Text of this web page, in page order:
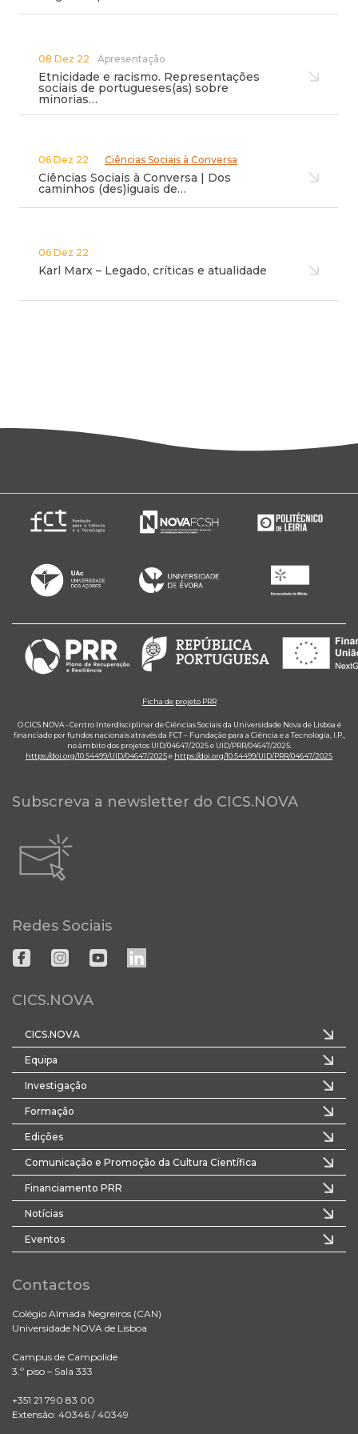
08 Dez 22 Apresentação
Etnicidade e racismo. Representações
sociais de portugueses(as) sobre
minorias…
06 Dez 22 Ciências Sociais à Conversa
Ciências Sociais à Conversa | Dos
caminhos (des)iguais de…
06 Dez 22
Karl Marx – Legado, críticas e atualidade
Ficha de projeto PRR
O CICS.NOVA - Centro Interdisciplinar de Ciências Sociais da Universidade Nova de Lisboa é
financiado por fundos nacionais através da FCT – Fundação para a Ciência e a Tecnologia, I.P.,
no âmbito dos projetos UID/04647/2025 e UID/PRR/04647/2025.
https://doi.org/10.54499/UID/04647/2025e https://doi.org/10.54499/UID/PRR/04647/2025
Subscreva a newsletter do CICS.NOVA
Redes Sociais
CICS.NOVA
CICS.NOVA
Equipa
Investigação
Formação
Edições
Comunicação e Promoção da Cultura Científica
Financiamento PRR
Notícias
Eventos
Contactos
Colégio Almada Negreiros (CAN)
Universidade NOVA de Lisboa
Campus de Campolide
3.º piso – Sala 333
+351 21 790 83 00
Extensão: 40346 / 40349